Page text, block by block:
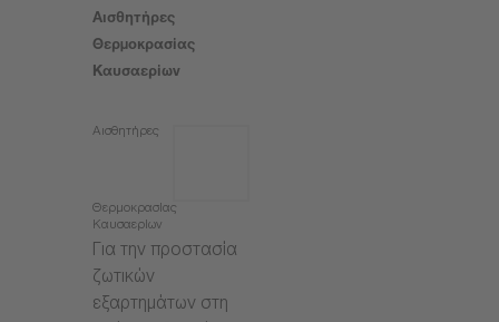
Αισθητήρες
Θερμοκρασίας
Καυσαερίων
Αισθητήρες
Θερμοκρασίας
Καυσαερίων
Για την προστασία
ζωτικών
εξαρτημάτων στη